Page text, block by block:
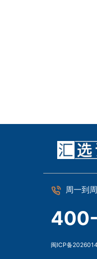
周一到
闽ICP备